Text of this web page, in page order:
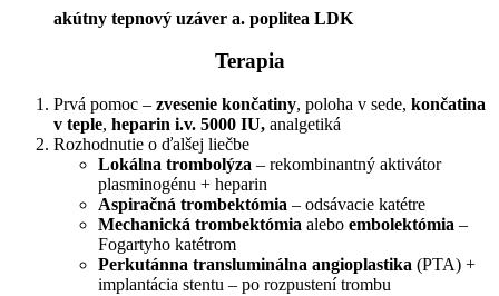
akútny tepnový uzáver a. poplitea LDK
Terapia
Prvá pomoc – zvesenie končatiny, poloha v sede, končatina
v teple, heparin i.v. 5000 IU, analgetiká
Rozhodnutie o ďalšej liečbe
Lokálna trombolýza – rekombinantný aktivátor
plasminogénu + heparin
Aspiračná trombektómia – odsávacie katétre
Mechanická trombektómia alebo embolektómia –
Fogartyho katétrom
Perkutánna transluminálna angioplastika (PTA) +
implantácia stentu – po rozpustení trombu